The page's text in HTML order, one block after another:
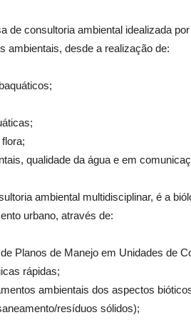
de consultoria ambiental idealizada
ambientais, desde a realização de:
qualidade da água e em
ambiental multidisciplinar, é a
urbano, através de:
Planos de Manejo em Unidades de
rápidas;
ambientais dos aspectos
resíduos sólidos);